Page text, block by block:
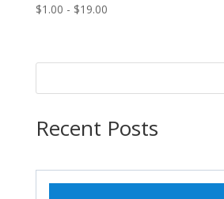
$1.00 - $19.00Rango
desde
Recent Posts